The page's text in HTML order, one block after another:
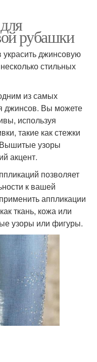
рубашки
джинсовую
стильных
из самых
джинсов. Вы можете
используя
такие как стежки
узоры
акцент.
позволяет
к вашей
аппликации
ткань, кожа или
узоры или фигуры.